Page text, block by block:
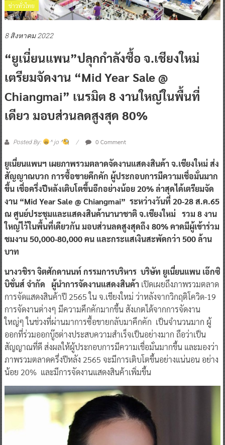
ข่าวทั่วไทย
8 สิงหาคม 2022
“ยูเนี่ยนแพน”ปลุกกำลังซื้อ จ.เชียงใหม่
เตรียมจัดงาน “Mid Year Sale @
Chiangmai” เนรมิต 8 งานใหญ่ในพื้นที่
เดียว มอบส่วนลดสูงสุด 80%
Posted By: ^ jo ^ 0 Comment
ยูเนี่ยนแพนฯ เผยภาพรวมตลาดจัดงานแสดงสินค้า จ.เชียงใหม่ ส่ง
สัญญาณบวก การซื้อขายคึกคัก ผู้ประกอบการมีความเชื่อมั่นมาก
ขึ้น เชื่อครึ่งปีหลังเติบโตขึ้นอีกอย่างน้อย 20% ล่าสุดได้เตรียมจัด
งาน “Mid Year Sale @ Chiangmai” ระหว่างวันที่ 20-28 ส.ค.65
ณ ศูนย์ประชุมและแสดงสินค้านานาชาติ จ.เชียงใหม่ รวม 8 งาน
ใหญ่ไว้ในพื้นที่เดียวกัน มอบส่วนลดสูงสุดถึง 80% คาดมีผู้เข้าร่วม
ชมงาน 50,000-80,000 คน และกระแสเงินสะพัดกว่า 500 ล้าน
บาท
นางวชิรา จิตศักดานนท์ กรรมการบริหาร บริษัท ยูเนี่ยนแพน เอ๊กซิ
บิชั่นส์ จำกัด ผู้นำการจัดงานแสดงสินค้าเปิดเผยถึงภาพรวมตลาด
การจัดแสดงสินค้าปี 2565 ใน จ.เชียงใหม่ ว่าหลังจากวิกฤติโควิด-19
การจัดงานต่างๆ มีความคึกคักมากขึ้น สังเกตได้จากการจัดงาน
ใหญ่ๆ ในช่วงที่ผ่านมาการซื้อขายกลับมาคึกคัก เป็นจำนวนมาก ผู้
ออกที่ร่วมออกบู๊ธต่างประสบความสำเร็จเป็นอย่างมาก ถือว่าเป็น
สัญญาณที่ดี ส่งผลให้ผู้ประกอบการมีความเชื่อมั่นมากขึ้น และมองว่า
ภาพรวมตลาดครึ่งปีหลัง 2565 จะมีการเติบโตขึ้นอย่างแน่นอน อย่าง
น้อย 20% และมีการจัดงานแสดงสินค้าเพิ่มขึ้น